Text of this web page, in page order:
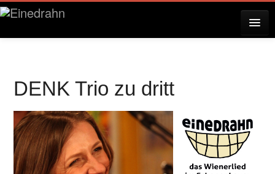
RESERVIERUNG
DENK Trio zu dritt